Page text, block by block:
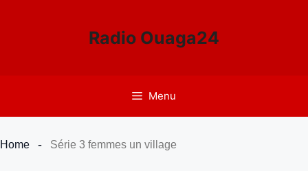
Radio Ouaga24
Menu
Home Série 3 femmes un village